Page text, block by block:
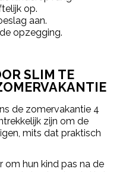
op.
aan.
opzegging.
SLIM TE
de zomervakantie 4
zijn om de
mits dat praktisch
om hun kind pas na de